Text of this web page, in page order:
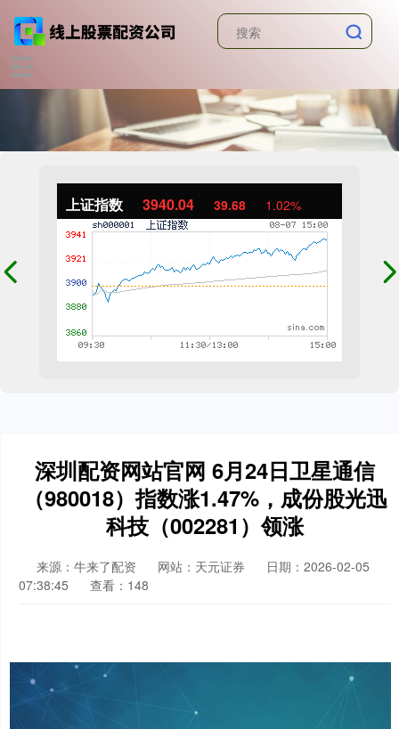
上证指数 3940.04 39.68 1.02%
深圳配资网站官网 6月24日卫星通信
（980018）指数涨1.47%，成份股光迅
科技（002281）领涨
来源：牛来了配资 网站：天元证券
日期：2026-02-05
07:38:45
查看：148